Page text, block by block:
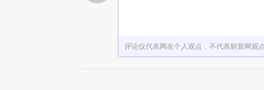
评论仅代表网友个人观点，不代表财新网观